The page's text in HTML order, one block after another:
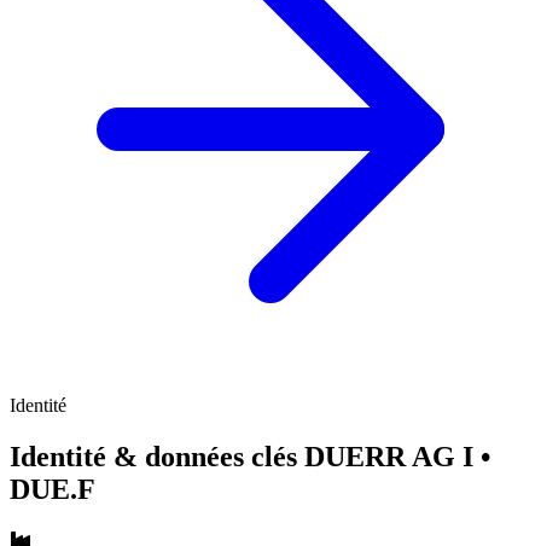
Identité
Identité & données clés DUERR AG I •
DUE.F